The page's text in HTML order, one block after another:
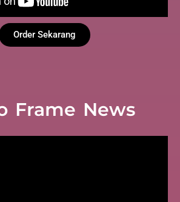
Order Sekarang
Frame News